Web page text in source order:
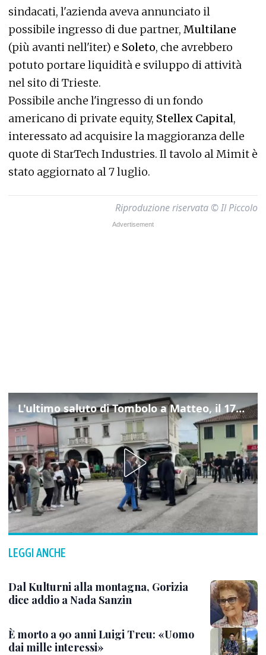
sindacati, l'azienda aveva annunciato il
possibile ingresso di due partner, Multilane
(più avanti nell'iter) e Soleto, che avrebbero
potuto portare liquidità e sviluppo di attività
nel sito di Trieste.
Possibile anche l'ingresso di un fondo
americano di private equity, Stellex Capital,
interessato ad acquisire la maggioranza delle
quote di StarTech Industries. Il tavolo al Mimit è
stato aggiornato al 7 luglio.
Riproduzione riservata © Il Piccolo
L'ultimo saluto di Tombolo a Matteo, il 17enne morto di tumore. Il video
LEGGI ANCHE
Dal Kulturni alla montagna, Gorizia
dice addio a Nada Sanzin
È morto a 90 anni Luigi Treu: «Uomo
dai mille interessi»